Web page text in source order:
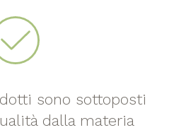
sono sottoposti
dalla materia